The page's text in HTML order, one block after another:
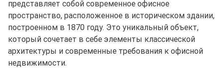
представляет собой современное офисное
пространство, расположенное в историческом здании,
построенном в 1870 году. Это уникальный объект,
который сочетает в себе элементы классической
архитектуры и современные требования к офисной
недвижимости.